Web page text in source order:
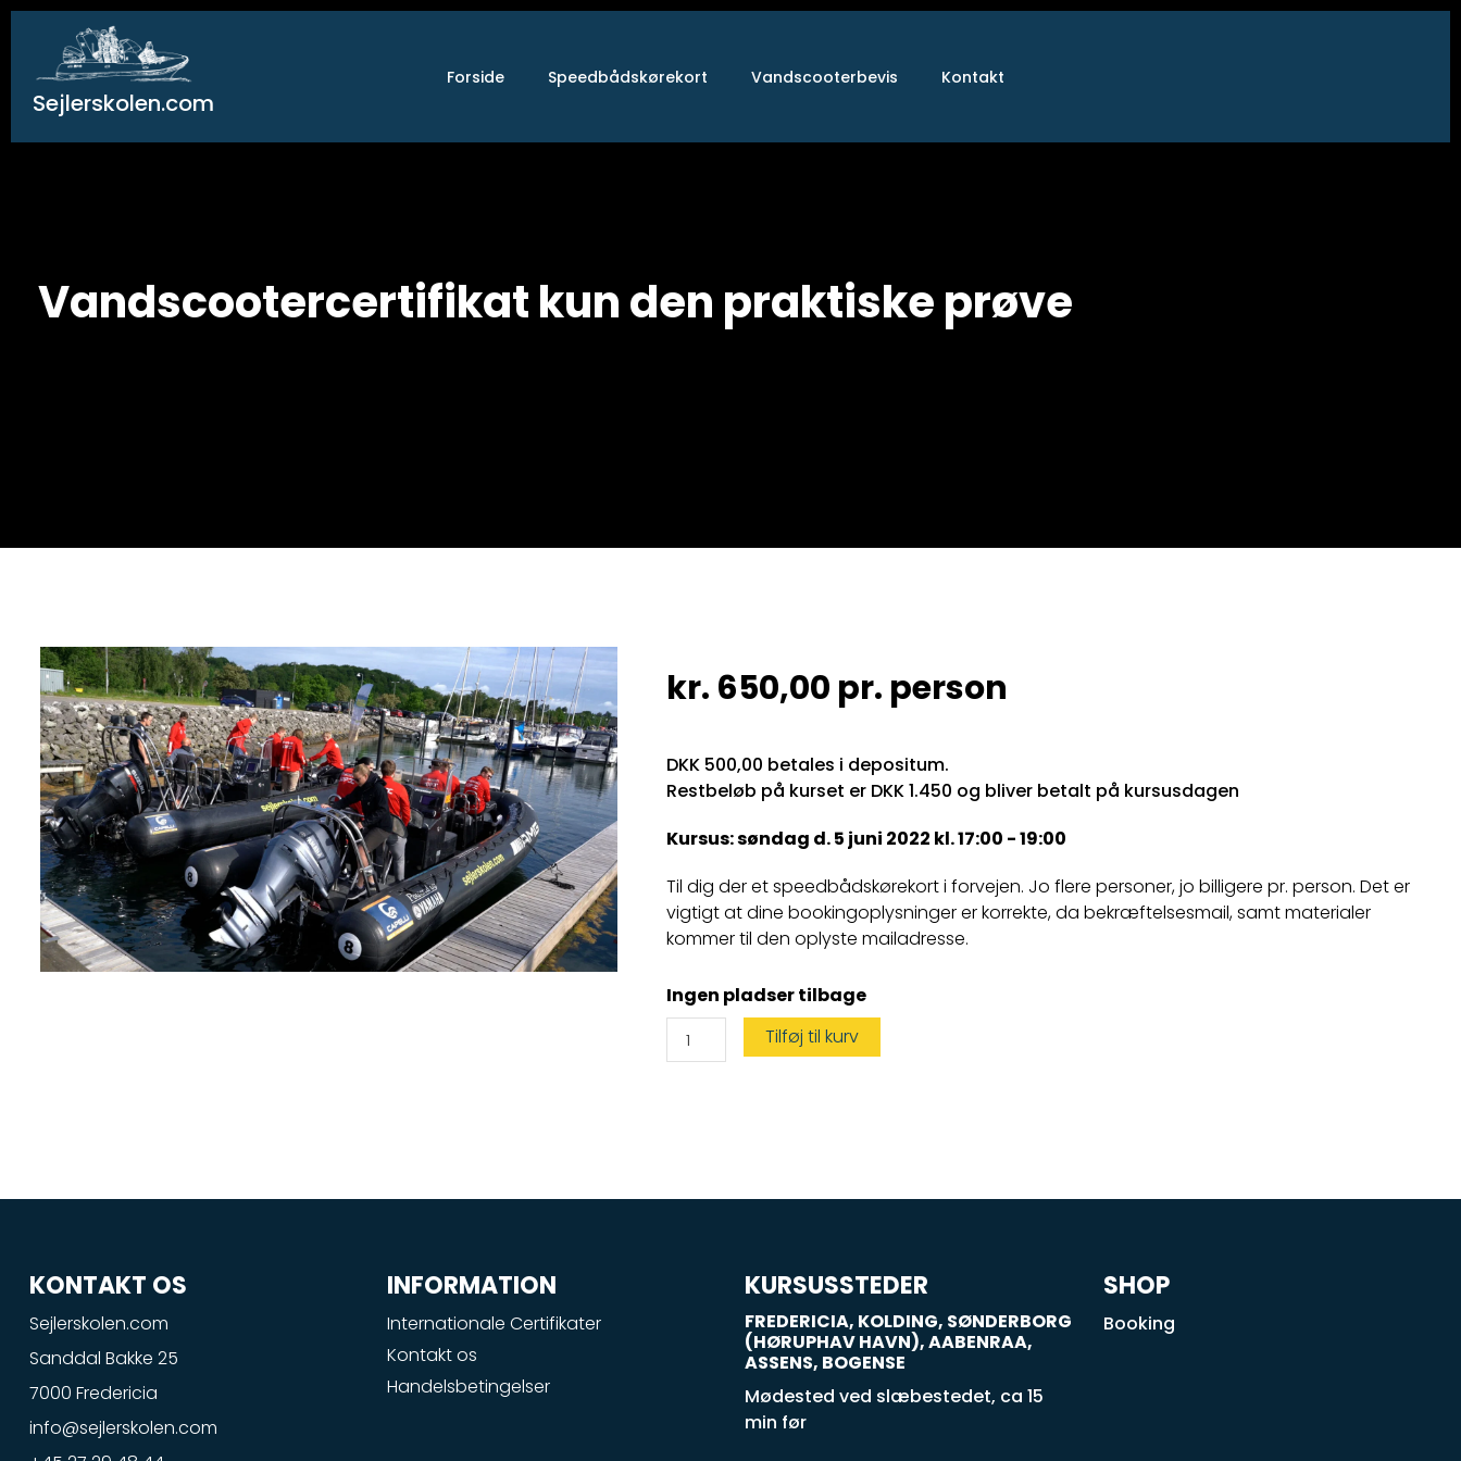
Gå
indholdet
Sejlerskolen.com
Forside Speedbådskørekort Vandscooterbevis Kontakt
Vandscootercertifikat kun den praktiske prøve
kr. 650,00 pr. person
DKK 500,00 betales i depositum.
Restbeløb på kurset er DKK 1.450 og bliver betalt på kursusdagen
Kursus: søndag d. 5 juni 2022 kl. 17:00 - 19:00
Til dig der et speedbådskørekort i forvejen. Jo flere personer, jo billigere pr. person. Det er
vigtigt at dine bookingoplysninger er korrekte, da bekræftelsesmail, samt materialer
kommer til den oplyste mailadresse.
Ingen pladser tilbage
Vandscootercertifikat
kun
den
prøve Tilføj til kurv
KONTAKT OS
Sejlerskolen.com
Sanddal Bakke 25
7000 Fredericia
info@sejlerskolen.com
INFORMATION
Internationale Certifikater
Kontakt os
Handelsbetingelser
KURSUSSTEDER
FREDERICIA, KOLDING, SØNDERBORG
(HØRUPHAV HAVN), AABENRAA,
ASSENS, BOGENSE
Mødested ved slæbestedet, ca 15
min før
SHOP
Booking